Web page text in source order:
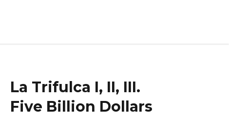
La Trifulca I, II, III.
Five Billion Dollars